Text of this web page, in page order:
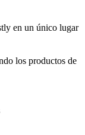
en un único lugar
los productos de